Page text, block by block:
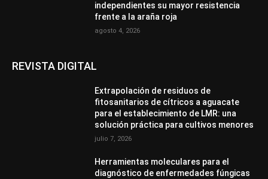
independientes su mayor resistencia
frente a la araña roja
agosto 4, 2026
REVISTA DIGITAL
Extrapolación de residuos de
fitosanitarios de cítricos a aguacate
para el establecimiento de LMR: una
solución práctica para cultivos menores
julio 7, 2026
Herramientas moleculares para el
diagnóstico de enfermedades fúngicas